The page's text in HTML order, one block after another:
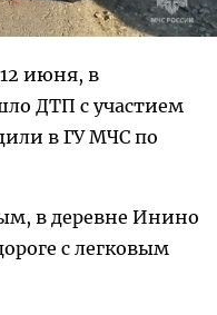
июня, в
ДТП с участием
в ГУ МЧС по
в деревне Инино
с легковым